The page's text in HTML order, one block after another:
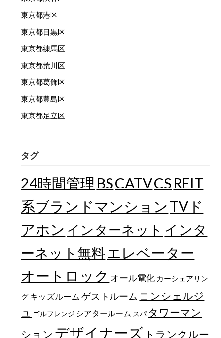
東京都港区
東京都目黒区
東京都練馬区
東京都荒川区
東京都葛飾区
東京都豊島区
東京都足立区
タグ
24時間管理 BSCATVCS REIT
系ブランドマンション TVド
アホン インターネット インタ
ーネット無料エレベーター
オートロック オール電化 カーシェアリン
グ キッズルーム ゲストルーム コンシェルジ
ュ
ゴルフレンジ シアタールーム スパ タワーマン
ション デザイナーズ トランクルー